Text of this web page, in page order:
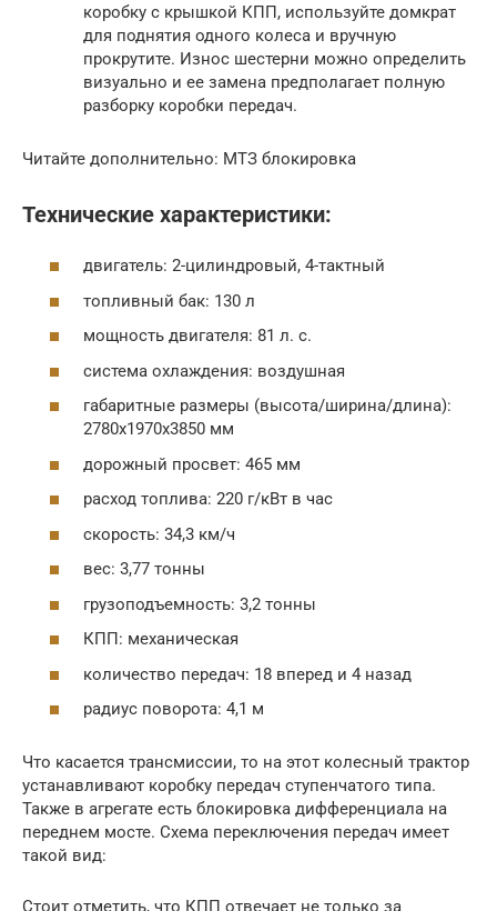
коробку с крышкой КПП, используйте домкрат
для поднятия одного колеса и вручную
прокрутите. Износ шестерни можно определить
визуально и ее замена предполагает полную
разборку коробки передач.
Читайте дополнительно: МТЗ блокировка
Технические характеристики:
двигатель: 2-цилиндровый, 4-тактный
топливный бак: 130 л
мощность двигателя: 81 л. с.
система охлаждения: воздушная
габаритные размеры (высота/ширина/длина):
2780х1970х3850 мм
дорожный просвет: 465 мм
расход топлива: 220 г/кВт в час
скорость: 34,3 км/ч
вес: 3,77 тонны
грузоподъемность: 3,2 тонны
КПП: механическая
количество передач: 18 вперед и 4 назад
радиус поворота: 4,1 м
Что касается трансмиссии, то на этот колесный трактор
устанавливают коробку передач ступенчатого типа.
Также в агрегате есть блокировка дифференциала на
переднем мосте. Схема переключения передач имеет
такой вид:
Стоит отметить, что КПП отвечает не только за